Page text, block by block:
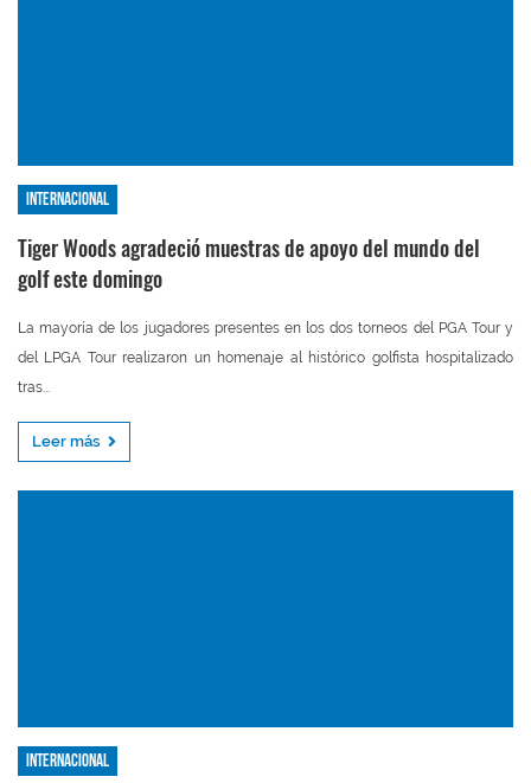
Internacional
Tiger Woods agradeció muestras de apoyo del mundo del
golf este domingo
La mayoría de los jugadores presentes en los dos torneos del PGA Tour y
del LPGA Tour realizaron un homenaje al histórico golfista hospitalizado
tras...
Leer más
Internacional